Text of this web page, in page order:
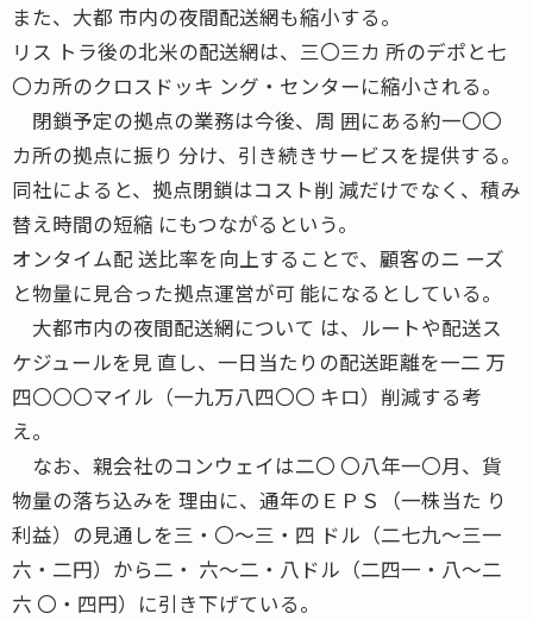
また、大都 市内の夜間配送網も縮小する。
リス トラ後の北米の配送網は、三〇三カ 所のデポと七
〇カ所のクロスドッキ ング・センターに縮小される。
閉鎖予定の拠点の業務は今後、周 囲にある約一〇〇
カ所の拠点に振り 分け、引き続きサービスを提供する。
同社によると、拠点閉鎖はコスト削 減だけでなく、積み
替え時間の短縮 にもつながるという。
オンタイム配 送比率を向上することで、顧客のニ ーズ
と物量に見合った拠点運営が可 能になるとしている。
大都市内の夜間配送網について は、ルートや配送ス
ケジュールを見 直し、一日当たりの配送距離を一二 万
四〇〇〇マイル（一九万八四〇〇 キロ）削減する考
え。
なお、親会社のコンウェイは二〇 〇八年一〇月、貨
物量の落ち込みを 理由に、通年のＥＰＳ（一株当た り
利益）の見通しを三・〇〜三・四 ドル（二七九〜三一
六・二円）から二・ 六〜二・八ドル（二四一・八〜二
六 〇・四円）に引き下げている。